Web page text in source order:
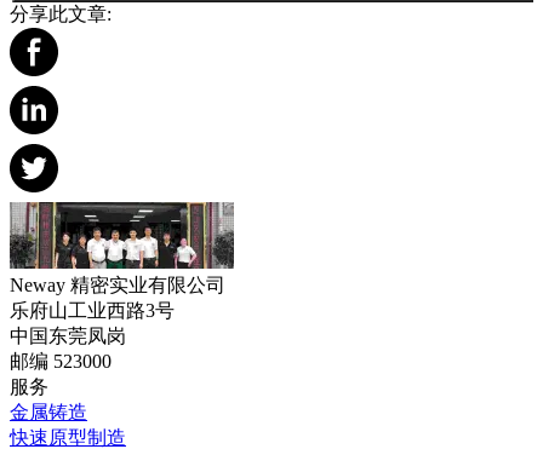
分享此文章:
Neway 精密实业有限公司
乐府山工业西路3号
中国东莞凤岗
邮编 523000
服务
金属铸造
快速原型制造